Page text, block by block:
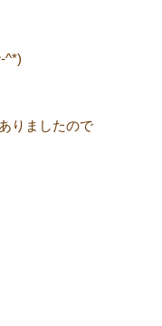
^*)
りましたので